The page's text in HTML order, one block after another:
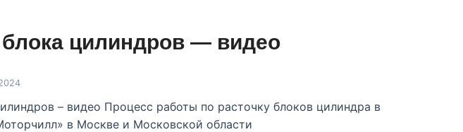
блока цилиндров — видео
– видео Процесс работы по расточку блоков цилиндра в
в Москве и Московской области